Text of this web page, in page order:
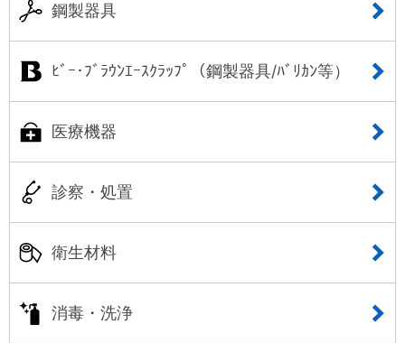
鋼製器具
ﾋﾞｰ･ﾌﾞﾗｳﾝｴｰｽｸﾗｯﾌﾟ（鋼製器具/ﾊﾞﾘｶﾝ等）
医療機器
診察・処置
衛生材料
消毒・洗浄